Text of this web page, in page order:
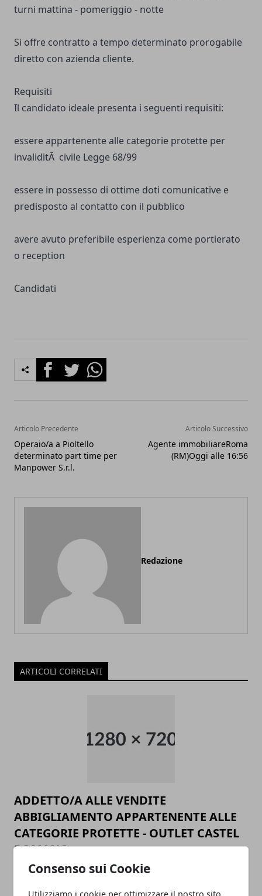
Consenso sui Cookie
turni mattina - pomeriggio - notte
Si offre contratto a tempo determinato prorogabile
diretto con azienda cliente.
Requisiti
Il candidato ideale presenta i seguenti requisiti:
essere appartenente alle categorie protette per
invaliditÃ civile Legge 68/99
essere in possesso di ottime doti comunicative e
predisposto al contatto con il pubblico
avere avuto preferibile esperienza come portierato
o reception
Candidati
FacebookTwitterWhatsapp
Articolo Precedente
Operaio/a a Pioltello
determinato part time per
Manpower S.r.l.
Articolo Successivo
Agente immobiliareRoma
(RM)Oggi alle 16:56
Redazione
ARTICOLI CORRELATI
ADDETTO/A ALLE VENDITE
ABBIGLIAMENTO APPARTENENTE ALLE
CATEGORIE PROTETTE - OUTLET CASTEL
ROMANO
05/11/2024